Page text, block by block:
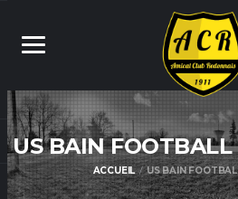
US BAIN
ACCUEIL US BAIN